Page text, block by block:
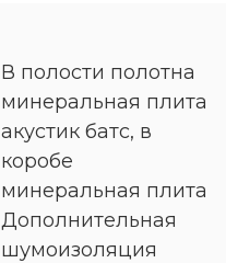
В полости полотна
минеральная плита
акустик батс, в
коробе
минеральная плита
Дополнительная
шумоизоляция